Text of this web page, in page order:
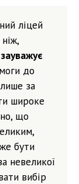
ліцей
зауважує
до
за
широке
що
бути
невеликої
вибір